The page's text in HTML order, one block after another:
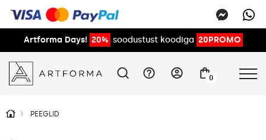
Artforma Days! 20% soodustust koodiga 20PROMO
0
PEEGLID